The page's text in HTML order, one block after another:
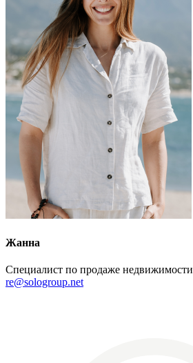
Жанна
Специалист по продаже недвижимости
re@sologroup.net